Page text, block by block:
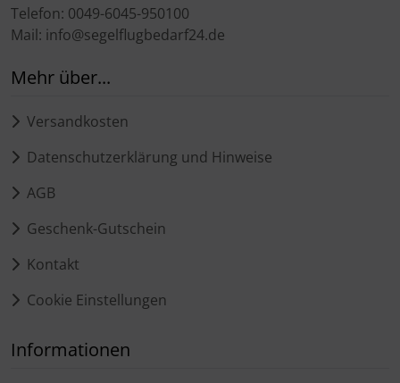
Telefon: 0049-6045-950100
Mail: info@segelflugbedarf24.de
Mehr über...
Versandkosten
Datenschutzerklärung und Hinweise
AGB
Geschenk-Gutschein
Kontakt
Cookie Einstellungen
Informationen